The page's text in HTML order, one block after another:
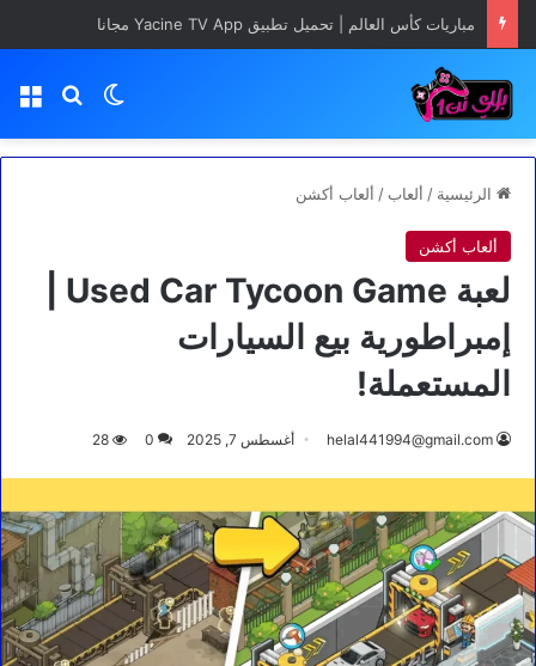
مباريات كأس العالم | تحميل تطبيق Yacine TV App مجانا
بحثالوضع
الرئيسية / ألعاب / ألعاب أكشن
ألعاب أكشن
إمبراطورية بيع السيارات
المستعملة!
helal441994@gmail.com أغسطس 7, 2025 0
28